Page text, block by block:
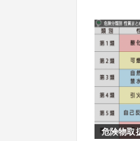
危険物取